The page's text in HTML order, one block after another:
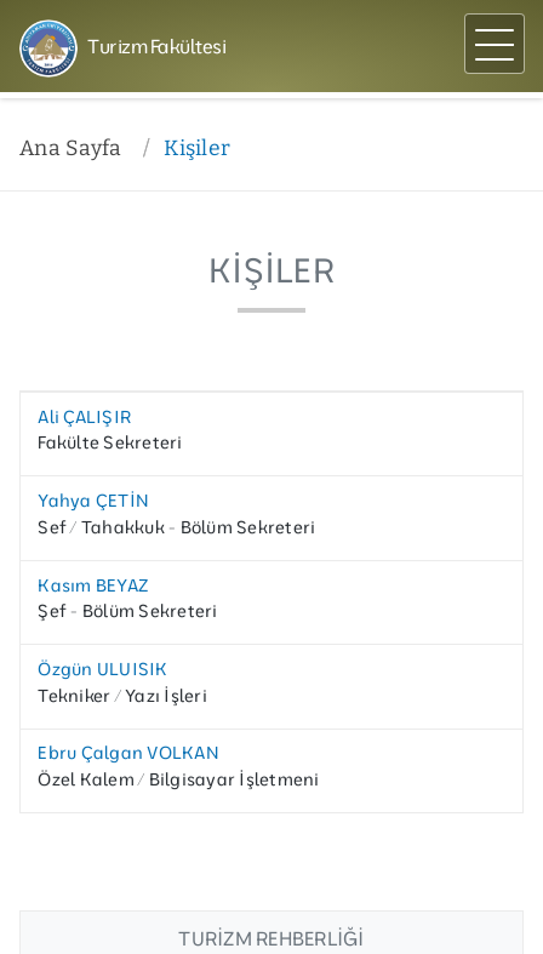
Turizm Fakültesi
Ana Sayfa Kişiler
KIŞILER
Ali ÇALIŞIR
Fakülte Sekreteri
Yahya ÇETİN
Sef / Tahakkuk - Bölüm Sekreteri
Kasım BEYAZ
Şef - Bölüm Sekreteri
Özgün ULUISIK
Tekniker / Yazı İşleri
Ebru Çalgan VOLKAN
Özel Kalem / Bilgisayar İşletmeni
TURIZM REHBERLIĞI